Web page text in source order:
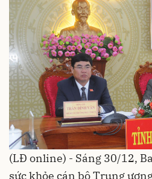
(LĐ online) - Sáng 30/12,
sức khỏe cán bộ Trung